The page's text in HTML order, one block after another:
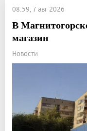
08:59, 7 авг 2026
В
магазин
Новости